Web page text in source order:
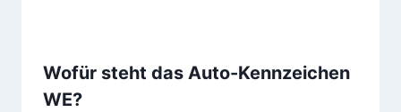
Wofür steht das Auto-Kennzeichen
WE?